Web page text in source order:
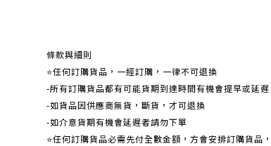
條款與細則
⭐任何訂購貨品，一經訂購，一律不可退換
-所有訂購貨品都有可能貨期到達時間有機會提早或延
-如貨品因供應商無貨，斷貨，才可退換
-如介意貨期有機會延遲者請勿下單
⭐任何訂購貨品必需先付全數金額，方會安排訂購貨品